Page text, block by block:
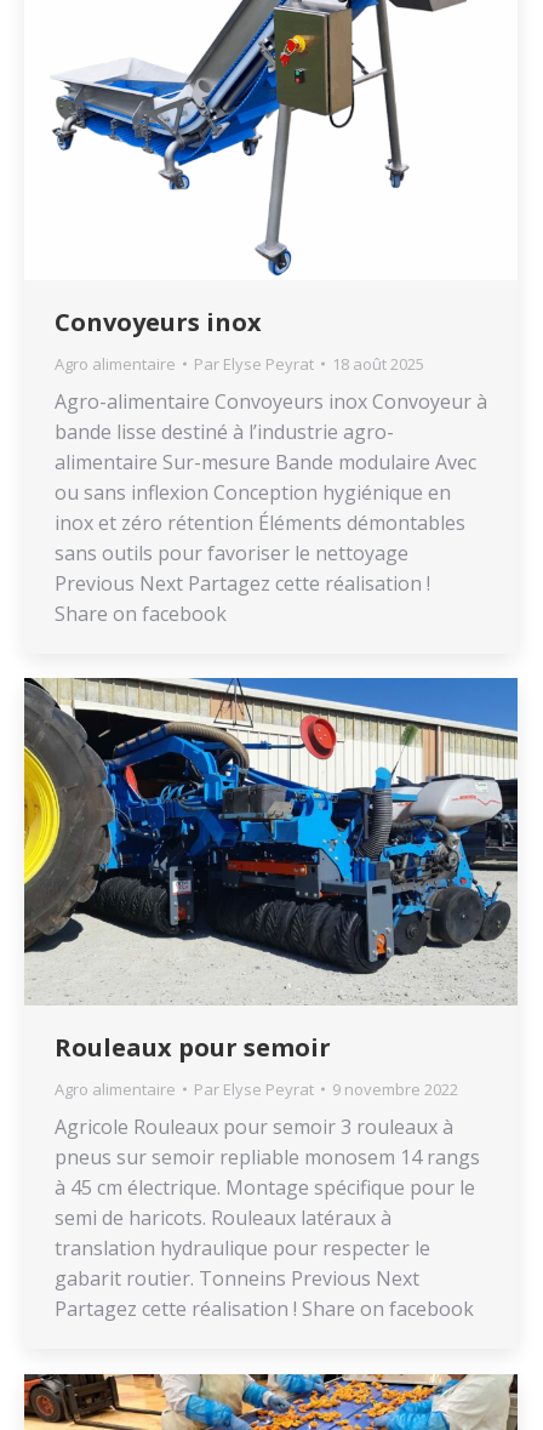
Convoyeurs inox
Agro alimentaire Par Elyse Peyrat 18 août 2025
Agro-alimentaire Convoyeurs inox Convoyeur à
bande lisse destiné à l’industrie agro-
alimentaire Sur-mesure Bande modulaire Avec
ou sans inflexion Conception hygiénique en
inox et zéro rétention Éléments démontables
sans outils pour favoriser le nettoyage
Previous Next Partagez cette réalisation !
Share on facebook
Rouleaux pour semoir
Agro alimentaire Par Elyse Peyrat 9 novembre 2022
Agricole Rouleaux pour semoir 3 rouleaux à
pneus sur semoir repliable monosem 14 rangs
à 45 cm électrique. Montage spécifique pour le
semi de haricots. Rouleaux latéraux à
translation hydraulique pour respecter le
gabarit routier. Tonneins Previous Next
Partagez cette réalisation ! Share on facebook